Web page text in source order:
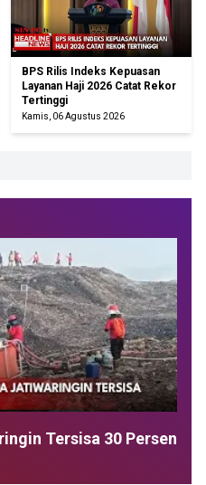
BPS Rilis Indeks Kepuasan
Layanan Haji 2026 Catat Rekor
Tertinggi
Kamis, 06 Agustus 2026
Tersisa 30 Persen